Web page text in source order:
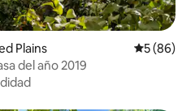
Plains
5 (86)
del año 2019